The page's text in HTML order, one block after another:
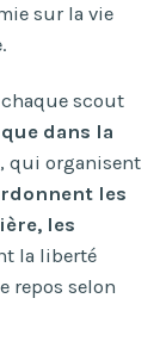
sur la vie
scout
dans la
qui organisent
les
les
la liberté
repos selon